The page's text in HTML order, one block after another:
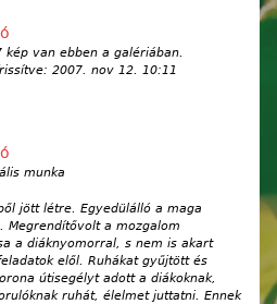
kép van ebben a galériában.
2007. nov 12. 10:11
munka
jött létre. Egyedülálló a maga
Megrendítővolt a mozgalom
a diáknyomorral, s nem is akart
elől. Ruhákat gyűjtött és
útisegélyt adott a diákoknak,
ruhát, élelmet juttatni. Ennek